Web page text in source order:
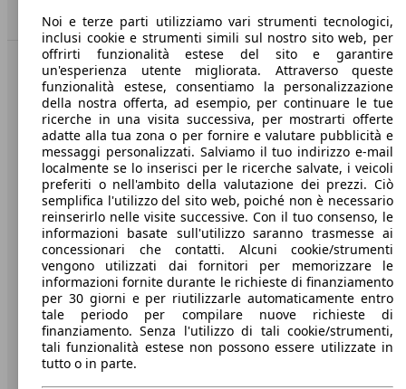
Torna su
Benvenuti su AutoScout24, il mercato auto europeo.
Società
A proposito di AutoScout24
Stampa
Media
Condizioni generali
Informazioni
Privacy
Dichiarazione di Accessibilità
Noi e terze parti utilizziamo vari strumenti tecnologici,
inclusi cookie e strumenti simili sul nostro sito web, per
offrirti funzionalità estese del sito e garantire
un'esperienza utente migliorata. Attraverso queste
funzionalità estese, consentiamo la personalizzazione
della nostra offerta, ad esempio, per continuare le tue
ricerche in una visita successiva, per mostrarti offerte
adatte alla tua zona o per fornire e valutare pubblicità e
messaggi personalizzati. Salviamo il tuo indirizzo e-mail
localmente se lo inserisci per le ricerche salvate, i veicoli
preferiti o nell'ambito della valutazione dei prezzi. Ciò
semplifica l'utilizzo del sito web, poiché non è necessario
reinserirlo nelle visite successive. Con il tuo consenso, le
informazioni basate sull'utilizzo saranno trasmesse ai
concessionari che contatti. Alcuni cookie/strumenti
vengono utilizzati dai fornitori per memorizzare le
informazioni fornite durante le richieste di finanziamento
per 30 giorni e per riutilizzarle automaticamente entro
tale periodo per compilare nuove richieste di
finanziamento. Senza l'utilizzo di tali cookie/strumenti,
tali funzionalità estese non possono essere utilizzate in
tutto o in parte.